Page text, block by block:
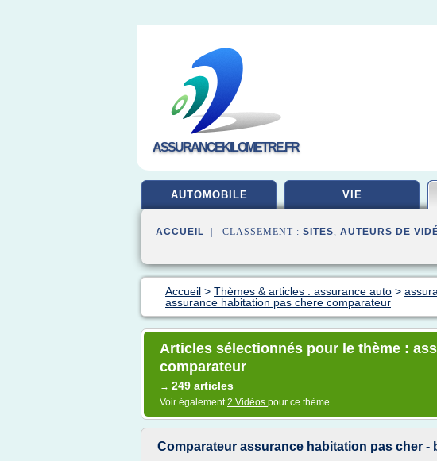
ASSURANCEKILOMETRE.FR
AUTOMOBILE VIE
ACCUEIL | CLASSEMENT : SITES, AUTEURS DE
Accueil > Thèmes & articles : assurance auto >
assurance habitation pas chere comparateur
Articles sélectionnés pour le thème :
comparateur
→ 249 articles
Voir également2 Vidéos pour ce thème
Comparateur assurance habitation pas cher -